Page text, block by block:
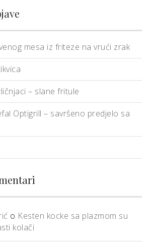
mesa iz friteze na vrući zrak
– slane fritule
Optigrill – savršeno predjelo sa
o Kesten kocke sa plazmom su
kolači